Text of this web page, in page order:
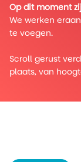
Op dit moment
We werken
te voegen.
Scroll gerust
plaats, van